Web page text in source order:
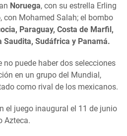
Noruega, con su estrella Erling
, con Mohamed Salah; el bombo
Paraguay, Costa de Marfil,
Saudita, Sudáfrica y Panamá.
no puede haber dos selecciones
en un grupo del Mundial,
como rival de los mexicanos.
el juego inaugural el 11 de junio
Azteca.